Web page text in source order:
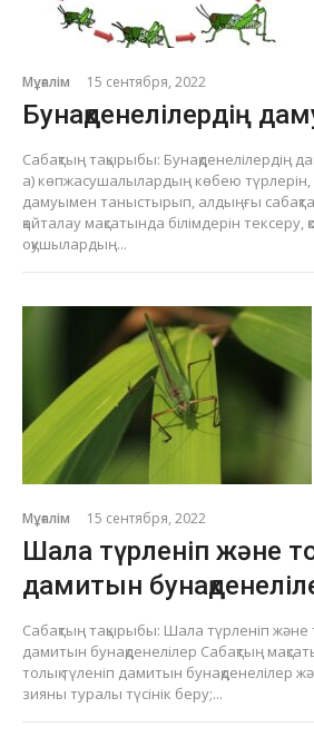
Мұғалім 15 сентября, 2022
Бунақденелілердің
Сабақтың тақырыбы: Бунақденелілердің
а) көпжасушалылардың көбею түрлерін,
дамуымен таныстырып, алдыңғы
қайталау мақсатында білімдерін
оқушылардың...
Мұғалім 15 сентября, 2022
Шала түрленіп және
дамитын
Сабақтың тақырыбы: Шала түрленіп және
дамитын бунақденелілер Сабақтың
толық түленіп дамитын бунақденелілер
зияны туралы түсінік беру;...